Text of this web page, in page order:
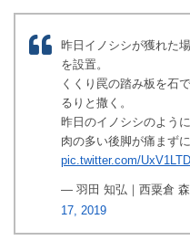
昨日イノシシが獲れた
を設置。
くくり罠の踏み板を石
るりと撒く。
昨日のイノシシのよう
肉の多い後脚が痛まず
pic.twitter.com/
— 羽田 知弘｜西粟倉
17, 2019